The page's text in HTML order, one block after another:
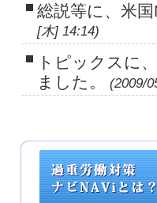
総説等に、米
[木] 14:14)
トピックスに
ました。
(2009/